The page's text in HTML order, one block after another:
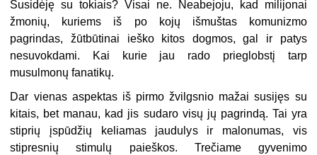
Susidėję su tokiais? Visai ne. Neabejoju, kad milijonai
žmonių, kuriems iš po kojų išmuštas komunizmo
pagrindas, žūtbūtinai ieško kitos dogmos, gal ir patys
nesuvokdami. Kai kurie jau rado prieglobstį tarp
musulmonų fanatikų.
Dar vienas aspektas iš pirmo žvilgsnio mažai susijęs su
kitais, bet manau, kad jis sudaro visų jų pagrindą. Tai yra
stiprių įspūdžių keliamas jaudulys ir malonumas, vis
stipresnių stimulų paieškos. Trečiame gyvenimo